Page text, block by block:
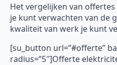
Het vergelijken van
je kunt verwachten van de
kwaliteit van werk je kunt
[su_button url=”#offerte”
radius=”5″]Offerte